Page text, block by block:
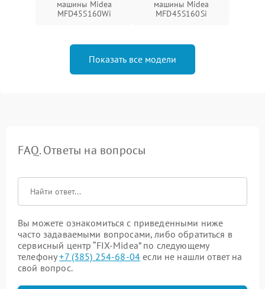
машины Midea
MFD45S160Wi
машины Midea
MFD45S160Si
Показать все модели
FAQ. Ответы на вопросы
Вы можете ознакомиться с приведенными ниже
часто задаваемыми вопросами, либо обратиться в
сервисный центр “FIX-Midea” по следующему
телефону+7 (385) 254-68-04 если не нашли ответ на
свой вопрос.